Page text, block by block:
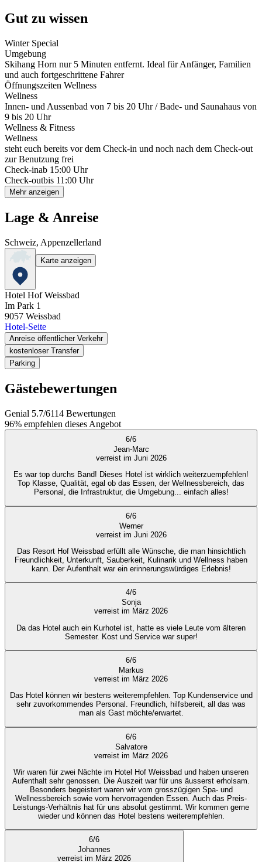
Gut zu wissen
Winter Special
Umgebung
Skihang Horn nur 5 Minuten entfernt. Ideal für Anfänger, Familien
und auch fortgeschrittene Fahrer
Öffnungszeiten Wellness
Wellness
Innen- und Aussenbad von 7 bis 20 Uhr / Bade- und Saunahaus von
9 bis 20 Uhr
Wellness & Fitness
Wellness
steht euch bereits vor dem Check-in und noch nach dem Check-out
zur Benutzung frei
Check-inab 15:00 Uhr
Check-outbis 11:00 Uhr
Mehr anzeigen
Lage & Anreise
Schweiz, Appenzellerland
Karte anzeigen
Hotel Hof Weissbad
Im Park 1
9057 Weissbad
Hotel-Seite
Anreise öffentlicher Verkehr
kostenloser Transfer
Parking
Gästebewertungen
Genial 5.7/6114 Bewertungen
96% empfehlen dieses Angebot
6/6
Jean-Marc
verreist im Juni 2026
Es war top durchs Band! Dieses Hotel ist wirklich weiterzuempfehlen!
Top Klasse, Qualität, egal ob das Essen, der Wellnessbereich, das
Personal, die Infrastruktur, die Umgebung... einfach alles!
6/6
Werner
verreist im Juni 2026
Das Resort Hof Weissbad erfüllt alle Wünsche, die man hinsichtlich
Freundlichkeit, Unterkunft, Sauberkeit, Kulinarik und Wellness haben
kann. Der Aufenthalt war ein erinnerungswürdiges Erlebnis!
4/6
Sonja
verreist im März 2026
Da das Hotel auch ein Kurhotel ist, hatte es viele Leute vom älteren
Semester. Kost und Service war super!
6/6
Markus
verreist im März 2026
Das Hotel können wir bestens weiterempfehlen. Top Kundenservice und
sehr zuvorkommendes Personal. Freundlich, hilfsbereit, all das was
man als Gast möchte/erwartet.
6/6
Salvatore
verreist im März 2026
Wir waren für zwei Nächte im Hotel Hof Weissbad und haben unseren
Aufenthalt sehr genossen. Die Auszeit war für uns äusserst erholsam.
Besonders begeistert waren wir vom grosszügigen Spa- und
Wellnessbereich sowie vom hervorragenden Essen. Auch das Preis-
Leistungs-Verhältnis hat für uns absolut gestimmt. Wir kommen gerne
wieder und können das Hotel bestens weiterempfehlen.
6/6
Johannes
verreist im März 2026